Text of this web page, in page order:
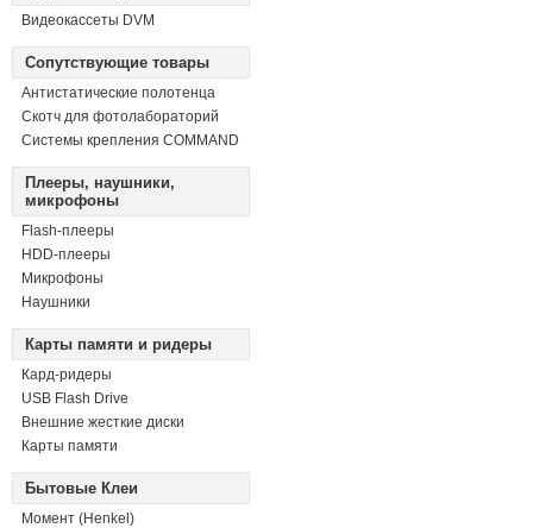
Видеокассеты DVM
Сопутствующие товары
Антистатические полотенца
Скотч для фотолабораторий
Системы крепления COMMAND
Плееры, наушники,
микрофоны
Flash-плееры
HDD-плееры
Микрофоны
Наушники
Карты памяти и ридеры
Кард-ридеры
USB Flash Drive
Внешние жесткие диски
Карты памяти
Бытовые Клеи
Момент (Henkel)